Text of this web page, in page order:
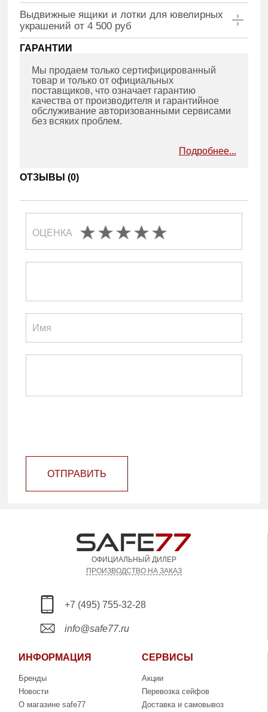
Выдвижные ящики и лотки для ювелирных
украшений от 4 500 руб
ГАРАНТИИ
Мы продаем только сертифицированный
товар и только от официальных
поставщиков, что означает гарантию
качества от производителя и гарантийное
обслуживание авторизованными сервисами
без всяких проблем.
Подробнее...
ОТЗЫВЫ (0)
ОЦЕНКА
ОТПРАВИТЬ
ОФИЦИАЛЬНЫЙ ДИЛЕР
ПРОИЗВОДСТВО НА ЗАКАЗ
+7 (495) 755-32-28
info@safe77.ru
ИНФОРМАЦИЯ
Бренды
Новости
О магазине safe77
СЕРВИСЫ
Акции
Перевозка сейфов
Доставка и самовывоз